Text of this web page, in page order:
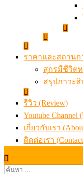
ราคาและสถานก
สุกรมีชีวิต
สรุปภาวะ
รีวิว (Review)
Youtube Channel
เกี่ยวกับเรา
ติดต่อเรา
ค้นหา